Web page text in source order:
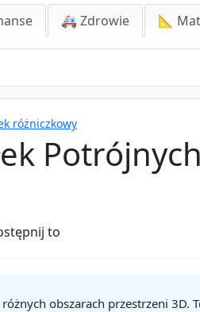
🚑 Zdrowie 📐
różniczkowy
Potrójnych
to
obszarach przestrzeni 3D.